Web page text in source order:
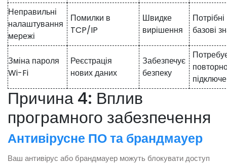
Неправильні
налаштування
мережі
Помилки в
TCP/IP
Швидке
вирішення
Потрібні
базові
Зміна пароля
Wi-Fi
Реєстрація
нових даних
Забезпечує
безпеку
Причина 4: Вплив
програмного забезпечення
Антивірусне ПО та брандмауер
Ваш антивірус або брандмауер можуть блокувати доступ